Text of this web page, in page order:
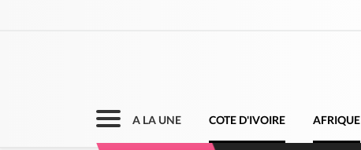
A LA UNE COTE D'IVOIRE AFRIQUE